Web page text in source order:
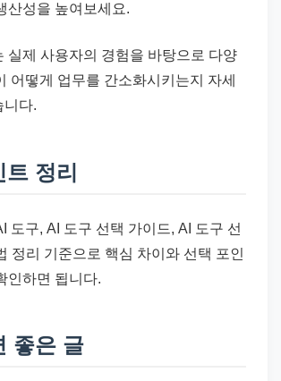
산성을 높여보세요.
실제 사용자의 경험을 바탕으로 다양
어떻게 업무를 간소화시키는지 자세
니다.
정리
도구, AI 도구 선택 가이드, AI 도구 선
정리 기준으로 핵심 차이와 선택 포인
인하면 됩니다.
좋은 글